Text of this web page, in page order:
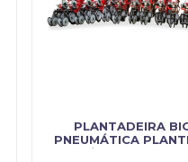
PLANTADEIRA
PNEUMÁTICA
Fabricado por